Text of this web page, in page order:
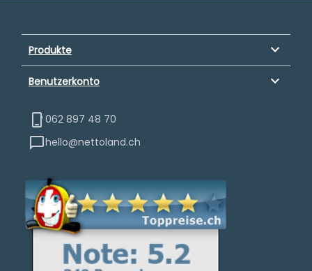
Produkte keyboard_arrow_down
Benutzerkonto keyboard_arrow_down
062 897 48 70
hello@nettoland.ch